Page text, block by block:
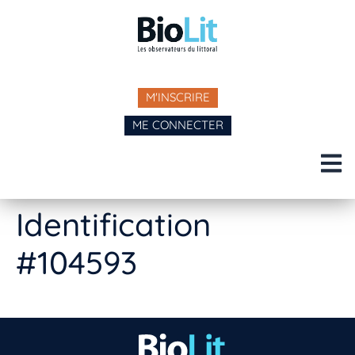
M'INSCRIRE
ME CONNECTER
Identification
#104593